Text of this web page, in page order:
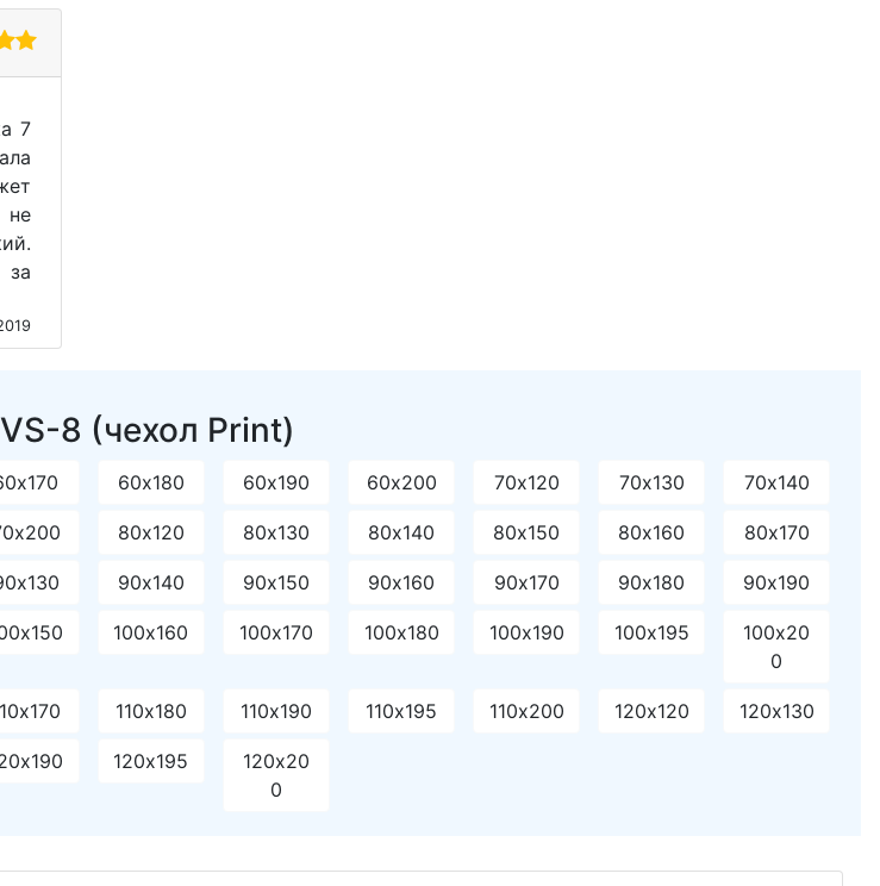
7
не
за
8 (чехол Print)
60х180 60х190 60х200 70х120 70х130 70х140
80х120 80х130 80х140 80х150 80х160 80х170
90х140 90х150 90х160 90х170 90х180 90х190
100х160 100х170 100х180 100х190 100х195
100х20
0
110х180 110х190 110х195 110х200 120х120 120х130
120х195
120х20
0